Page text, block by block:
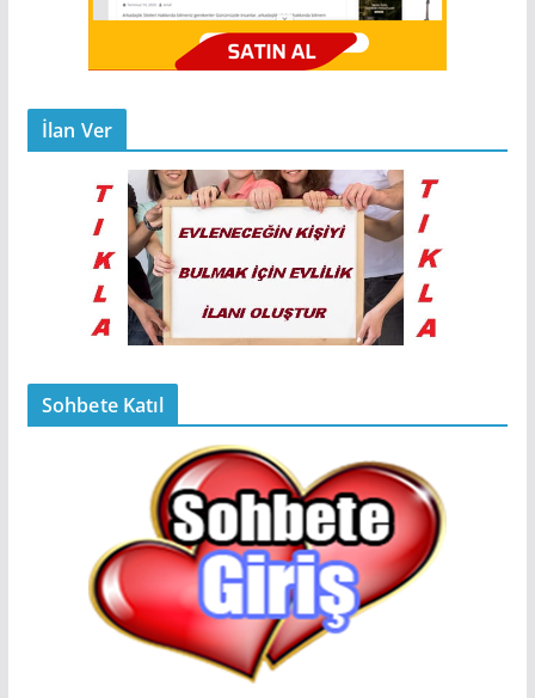
İlan Ver
Sohbete Katıl